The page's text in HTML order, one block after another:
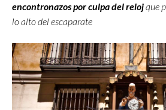
encontronazos por culpa del relojque
lo alto del escaparate